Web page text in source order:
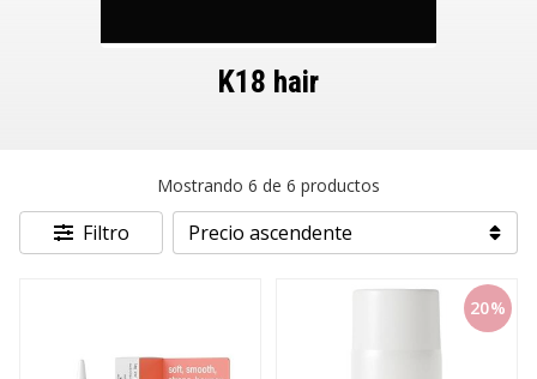
K18 hair
Mostrando 6 de 6 productos
Filtro
20%